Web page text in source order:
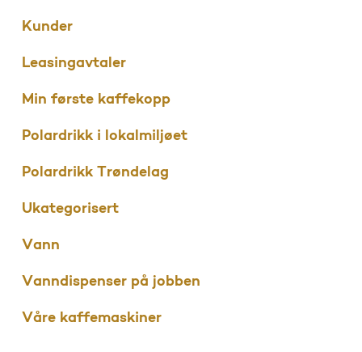
Kunder
Leasingavtaler
Min første kaffekopp
Polardrikk i lokalmiljøet
Polardrikk Trøndelag
Ukategorisert
Vann
Vanndispenser på jobben
Våre kaffemaskiner